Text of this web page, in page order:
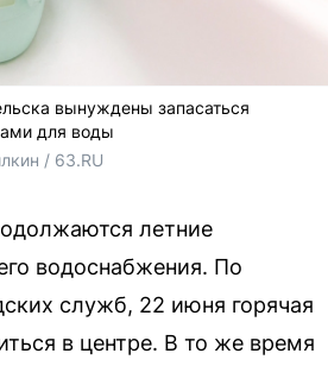
вынуждены запасаться
для воды
/ 63.RU
летние
водоснабжения. По
служб, 22 июня горячая
в центре. В то же время